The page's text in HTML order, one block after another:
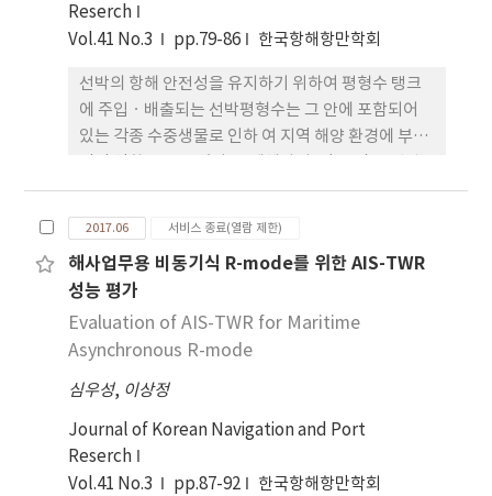
Reserch
Vol.41 No.3
pp.79-86 한국항해항만학회
선박의 항해 안전성을 유지하기 위하여 평형수 탱크
에 주입ㆍ배출되는 선박평형수는 그 안에 포함되어
있는 각종 수중생물로 인하 여 지역 해양 환경에 부정
평형수를 통한 수중생물의 이동을 막기 위해, 2004년
선박평형수 와 침전물 통제 및 관리를 위한 국제협약
을 채택하고 2016년 9월에 발효하여, 2017년 9월 이
후 정기검사가 도래하는 모든 선박은 선박평형수 처
리장치를 설치하도록 하였다. 선박평형수 처리 방식
에는 활성물질을 이용하여 처리하는 전기분해식, 오
존식, 약품식과 물리적인 처리방식인 필터, 자외선식
기도 한다. 일반적으로 비용과 효율 면에서 전기분해
방식이 우수한 것으로 알려져 있다. 본 논문에서는 직
접식 전기분해 선박평형수 처리장치의 기본 원리, 구
성 요소, 육상 시험 내용을 고찰하였다. 육상시험은 정
2017.06 서비스 종료(열람 제한)
해사업무용 비동기식 R-mode를 위한 AIS-TWR
성능 평가
Evaluation of AIS-TWR for Maritime
Asynchronous R-mode
심우성, 이상정
Journal of Korean Navigation and Port
Reserch
Vol.41 No.3
pp.87-92 한국항해항만학회